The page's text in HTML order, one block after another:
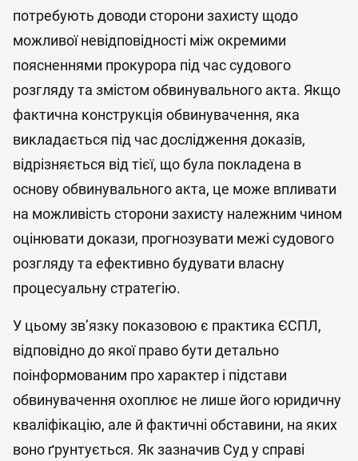
потребують доводи сторони захисту щодо
можливої невідповідності між окремими
поясненнями прокурора під час судового
розгляду та змістом обвинувального акта. Якщо
фактична конструкція обвинувачення, яка
викладається під час дослідження доказів,
відрізняється від тієї, що була покладена в
основу обвинувального акта, це може впливати
на можливість сторони захисту належним чином
оцінювати докази, прогнозувати межі судового
розгляду та ефективно будувати власну
процесуальну стратегію.
У цьому зв’язку показовою є практика ЄСПЛ,
відповідно до якої право бути детально
поінформованим про характер і підстави
обвинувачення охоплює не лише його юридичну
кваліфікацію, але й фактичні обставини, на яких
воно ґрунтується. Як зазначив Суд у справі